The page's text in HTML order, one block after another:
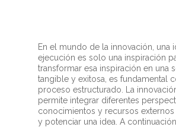
En el mundo de la innovación, una
ejecución es solo una inspiración
transformar esa inspiración en una
tangible y exitosa, es fundamental
proceso estructurado. La
permite integrar diferentes
conocimientos y recursos externos
y potenciar una idea. A